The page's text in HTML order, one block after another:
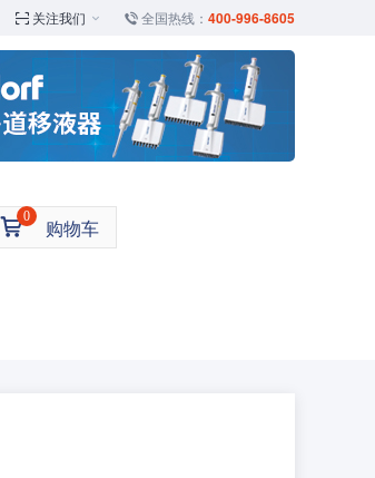
 关注我们   全国热线： 400-996-8605
0 购物车